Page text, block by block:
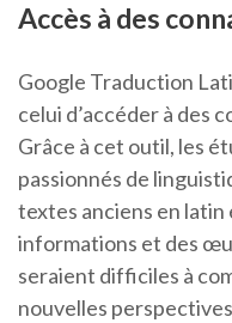
Accès à des
Google Traduction
celui d’accéder à des
Grâce à cet outil, les
passionnés de
textes anciens en latin
informations et des
seraient difficiles à
nouvelles